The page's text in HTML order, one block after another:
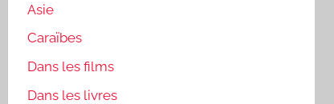
Asie
Caraïbes
Dans les films
Dans les livres